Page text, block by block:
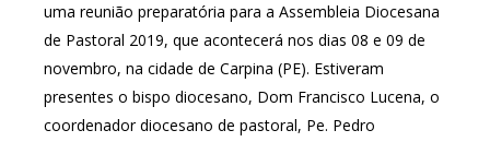
uma reunião preparatória para a Assembleia Diocesana
de Pastoral 2019, que acontecerá nos dias 08 e 09 de
novembro, na cidade de Carpina (PE). Estiveram
presentes o bispo diocesano, Dom Francisco Lucena, o
coordenador diocesano de pastoral, Pe. Pedro